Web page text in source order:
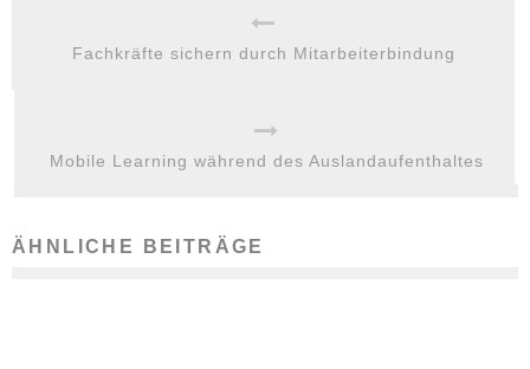
Fachkräfte sichern durch Mitarbeiterbindung
Mobile Learning während des Auslandaufenthaltes
ÄHNLICHE BEITRÄGE